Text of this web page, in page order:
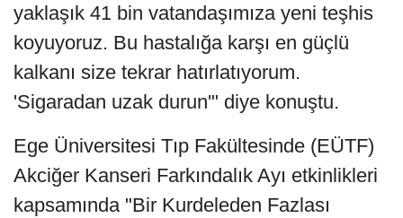
yaklaşık 41 bin vatandaşımıza yeni teşhis
koyuyoruz. Bu hastalığa karşı en güçlü
kalkanı size tekrar hatırlatıyorum.
'Sigaradan uzak durun'" diye konuştu.
Ege Üniversitesi Tıp Fakültesinde (EÜTF)
Akciğer Kanseri Farkındalık Ayı etkinlikleri
kapsamında "Bir Kurdeleden Fazlası